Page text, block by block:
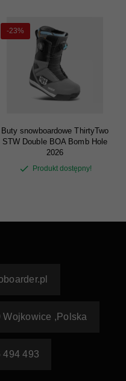
-23%
Buty snowboardowe ThirtyTwo
STW Double BOA Bomb Hole
2026
Produkt dostępny!
Wojkowice , Polska
494 493